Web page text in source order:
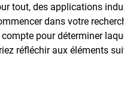
tout, des applications
dans votre
pour déterminer
réfléchir aux éléments